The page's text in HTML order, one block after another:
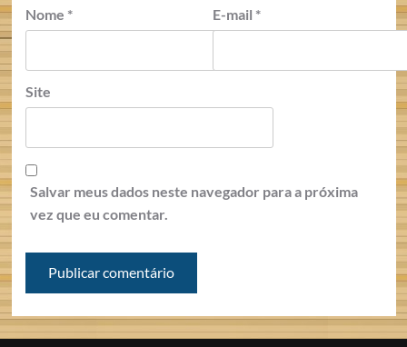
Nome * E-mail *
Site
Salvar meus dados neste navegador para a próxima
vez que eu comentar.